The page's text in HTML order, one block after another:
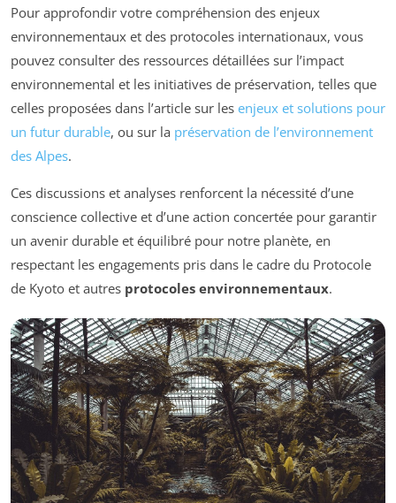
Pour approfondir votre compréhension des enjeux
environnementaux et des protocoles internationaux, vous
pouvez consulter des ressources détaillées sur l’impact
environnemental et les initiatives de préservation, telles que
celles proposées dans l’article sur les enjeux et solutions pour
un futur durable, ou sur la préservation de l’environnement
des Alpes.
Ces discussions et analyses renforcent la nécessité d’une
conscience collective et d’une action concertée pour garantir
un avenir durable et équilibré pour notre planète, en
respectant les engagements pris dans le cadre du Protocole
de Kyoto et autres protocoles environnementaux.